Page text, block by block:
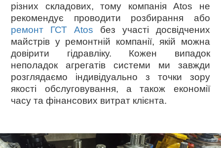
різних складових, тому компанія Atos не
рекомендує проводити розбирання або
ремонт ГСТ Atos без участі досвідчених
майстрів у ремонтній компанії, якій можна
довірити гідравліку. Кожен випадок
неполадок агрегатів системи ми завжди
розглядаємо індивідуально з точки зору
якості обслуговування, а також економії
часу та фінансових витрат клієнта.